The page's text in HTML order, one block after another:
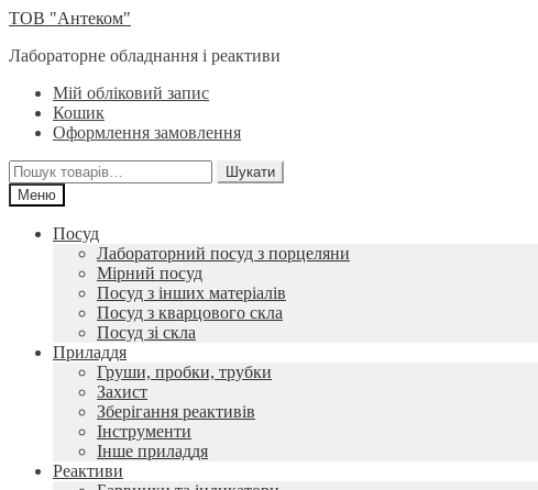
Перейти
навігації
Перейти
вмісту
ТОВ "Антеком"
Лабораторне обладнання і реактиви
Мій обліковий запис
Кошик
Оформлення замовлення
Шукати:
Шукати
Меню
Посуд
Лабораторний посуд з порцеляни
Мірний посуд
Посуд з інших матеріалів
Посуд з кварцового скла
Посуд зі скла
Приладдя
Груши, пробки, трубки
Захист
Зберігання реактивів
Інструменти
Інше приладдя
Реактиви